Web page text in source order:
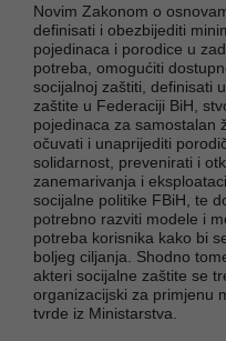
Novim Zakonom o
definisati i obezbijediti
pojedinaca i porodice u
potreba, omogućiti
socijalnoj zaštiti, definisati
zaštite u Federaciji BiH,
pojedinaca za samostalan
očuvati i unaprijediti
solidarnost, prevenirati i
zanemarivanja i
socijalne politike FBiH, te
potrebno razviti modele i
potreba korisnika kako bi
boljeg ciljanja. Shodno
akteri socijalne zaštite se
organizacijski za primjenu
tvrde iz Ministarstva.